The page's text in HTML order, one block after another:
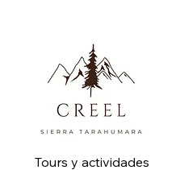
Tours y actividades